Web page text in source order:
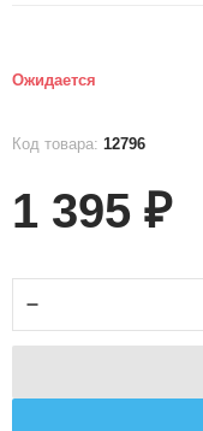
Ожидается
Код товара: 12796
1 395 ₽